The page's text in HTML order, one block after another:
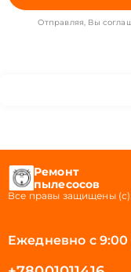
Отправляя, Вы
Ремонт
пылесосов
Все правы защищены (с)
Ежедневно с 9:00